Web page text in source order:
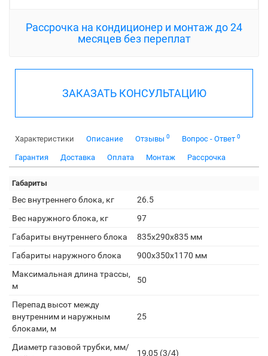
Рассрочка на кондиционер и монтаж до 24
месяцев без переплат
ЗАКАЗАТЬ КОНСУЛЬТАЦИЮ
Характеристики Описание Отзывы 0 Вопрос - Ответ 0
Гарантия Доставка Оплата Монтаж Рассрочка
Габариты
Вес внутреннего блока, кг
26.5
Вес наружного блока, кг
97
Габариты внутреннего блока
835x290x835 мм
Габариты наружного блока
900x350x1170 мм
Максимальная длина трассы,
м
50
Перепад высот между
внутренним и наружным
блоками, м
25
Диаметр газовой трубки, мм/
19,05 (3/4)